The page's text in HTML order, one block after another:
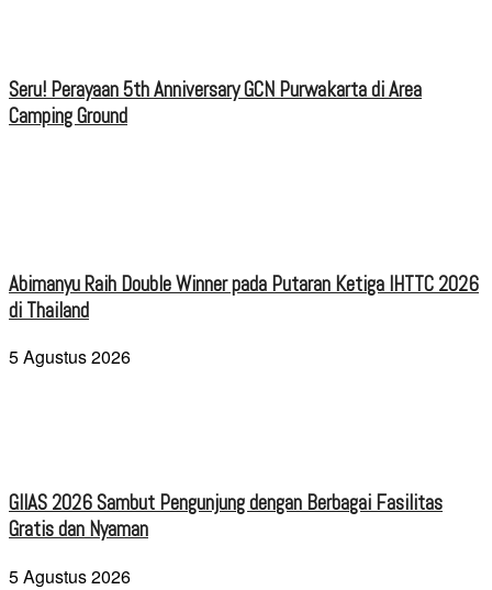
Seru! Perayaan 5th Anniversary GCN Purwakarta di Area
Camping Ground
Abimanyu Raih Double Winner pada Putaran Ketiga IHTTC 2026
di Thailand
5 Agustus 2026
GIIAS 2026 Sambut Pengunjung dengan Berbagai Fasilitas
Gratis dan Nyaman
5 Agustus 2026